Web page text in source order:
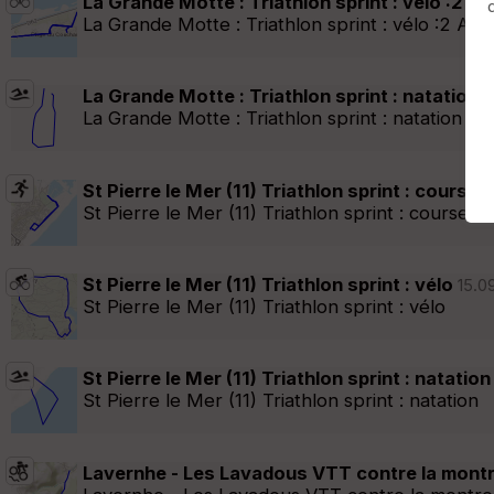
Afficher la cartodossier et sous-dossiers | ce dossier
La Grande Motte : Triathlon sprint : vélo :2 AR
La Grande Motte : Triathlon sprint : natation
La Grande Motte : Triathlon sprint : natation
St Pierre le Mer (11) Triathlon sprint : course à
St Pierre le Mer (11) Triathlon sprint : course à
St Pierre le Mer (11) Triathlon sprint : vélo
St Pierre le Mer (11) Triathlon sprint : vélo
St Pierre le Mer (11) Triathlon sprint : natation
St Pierre le Mer (11) Triathlon sprint : natation
Lavernhe - Les Lavadous VTT contre la